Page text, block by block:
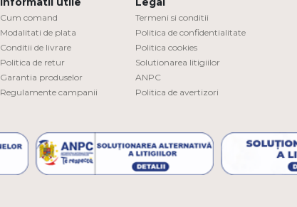
Cum comand
Modalitati de plata
Conditii de livrare
Politica de retur
Garantia produselor
Regulamente campanii
Termeni si conditii
Politica de confidentialitate
Politica cookies
Solutionarea litigiilor
ANPC
Politica de avertizori